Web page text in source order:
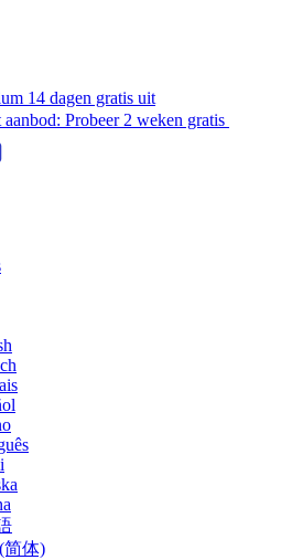
14 dagen gratis uit
Probeer 2 weken gratis
简体)